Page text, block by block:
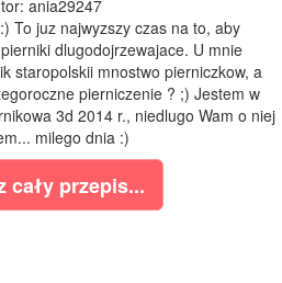
ania29247
To juz najwyzszy czas na to, aby
dlugodojrzewajace. U mnie
staropolskii mnostwo pierniczkow, a
pierniczenie ? ;) Jestem w
3d 2014 r., niedlugo Wam o niej
milego dnia :)
cały przepis...